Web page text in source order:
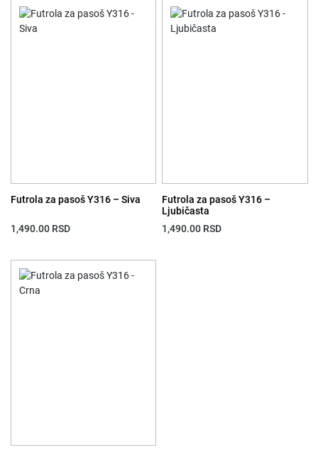
Futrola za pasoš Y316 – Siva
1,490.00 RSD
Futrola za pasoš Y316 –
Ljubičasta
1,490.00 RSD